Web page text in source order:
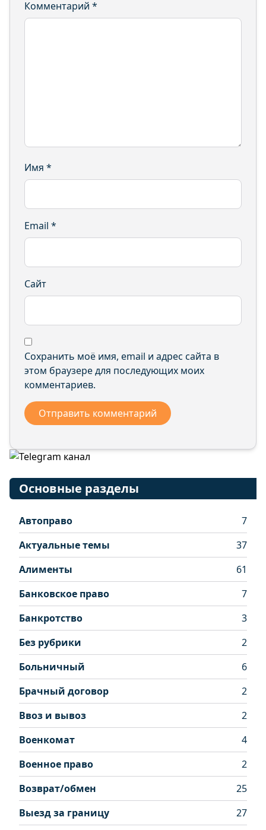
Комментарий *
Имя *
Email *
Сайт
Сохранить моё имя, email и адрес сайта в
этом браузере для последующих моих
комментариев.
Основные разделы
Автоправо
7
Актуальные темы
37
Алименты
61
Банковское право
7
Банкротство
3
Без рубрики
2
Больничный
6
Брачный договор
2
Ввоз и вывоз
2
Военкомат
4
Военное право
2
Возврат/обмен
25
Выезд за границу
27